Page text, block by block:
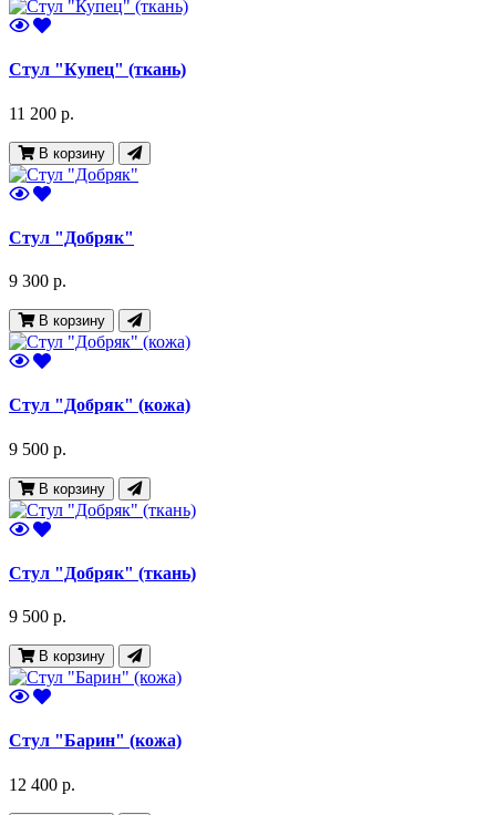
Стул "Купец" (ткань)
11 200 р.
В корзину
Стул "Добряк"
9 300 р.
В корзину
Стул "Добряк" (кожа)
9 500 р.
В корзину
Стул "Добряк" (ткань)
9 500 р.
В корзину
Стул "Барин" (кожа)
12 400 р.